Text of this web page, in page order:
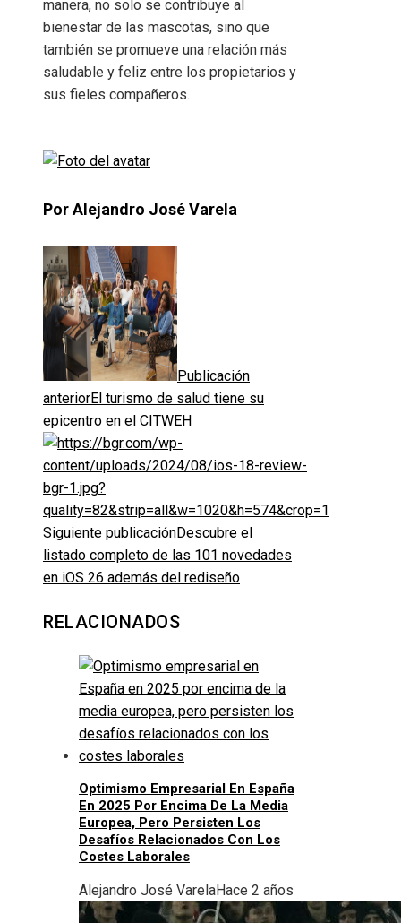
manera, no solo se contribuye al
bienestar de las mascotas, sino que
también se promueve una relación más
saludable y feliz entre los propietarios y
sus fieles compañeros.
Por Alejandro José Varela
Publicación
anteriorEl turismo de salud tiene su
epicentro en el CITWEH
Siguiente publicaciónDescubre el
listado completo de las 101 novedades
en iOS 26 además del rediseño
RELACIONADOS
Optimismo Empresarial En España
En 2025 Por Encima De La Media
Europea, Pero Persisten Los
Desafíos Relacionados Con Los
Costes Laborales
Alejandro José VarelaHace 2 años